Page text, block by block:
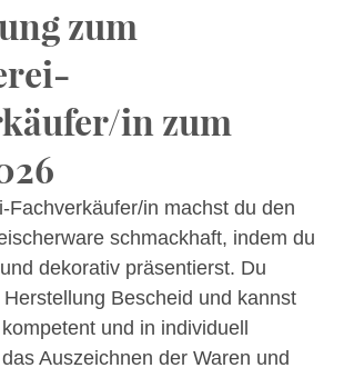
zum
in zum
Fachverkäufer/in machst du den
schmackhaft, indem du
dekorativ präsentierst. Du
Bescheid und kannst
und in individuell
Auszeichnen der Waren und